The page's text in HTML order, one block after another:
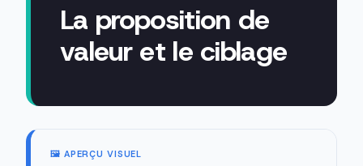
La proposition de
valeur et le ciblage
🖼️ APERÇU VISUEL